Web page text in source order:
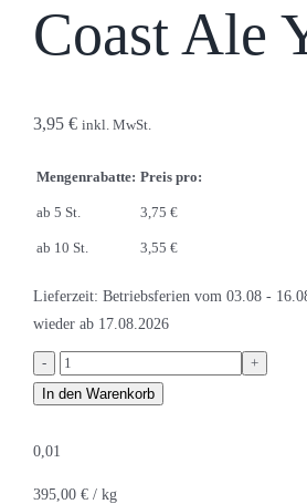
Coast Ale
3,95 € inkl. MwSt.
Mengenrabatte: Preis pro:
ab 5 St. 3,75 €
ab 10 St. 3,55 €
Lieferzeit: Betriebsferien vom 03.08 -
wieder ab 17.08.2026
Lalbrew
New
–
American
In den Warenkorb
0,01
395,00 € / kg